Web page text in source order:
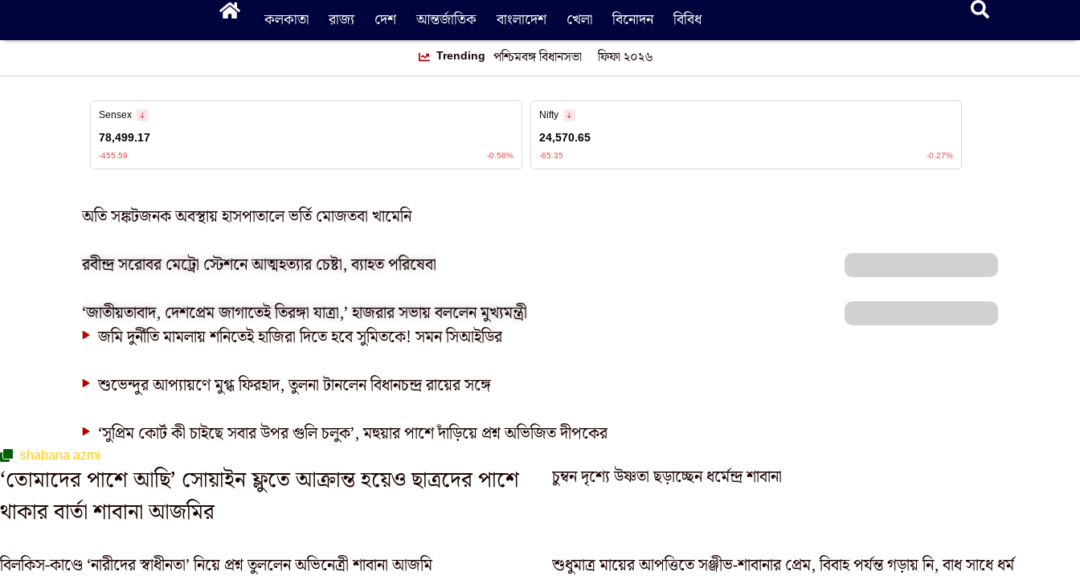
কলকাতা রাজ্য দেশ আন্তর্জাতিক বাংলাদেশ খেলা বিনোদন বিবিধ
Trending পশ্চিমবঙ্গ বিধানসভা ফিফা ২০২৬
অতি সঙ্কটজনক অবস্থায় হাসপাতালে ভর্তি মোজতবা খামেনি
রবীন্দ্র সরোবর মেট্রো স্টেশনে আত্মহত্যার চেষ্টা, ব্যাহত পরিষেবা
‘জাতীয়তাবাদ, দেশপ্রেম জাগাতেই তিরঙ্গা যাত্রা,’ হাজরার সভায় বললেন মুখ্যমন্ত্রী
জমি দুর্নীতি মামলায় শনিতেই হাজিরা দিতে হবে সুমিতকে! সমন সিআইডির
শুভেন্দুর আপ্যায়ণে মুগ্ধ ফিরহাদ, তুলনা টানলেন বিধানচন্দ্র রায়ের সঙ্গে
‘সুপ্রিম কোর্ট কী চাইছে সবার উপর গুলি চলুক’, মহুয়ার পাশে দাঁড়িয়ে প্রশ্ন অভিজিত দীপকের
shabana azmi
‘তোমাদের পাশে আছি’ সোয়াইন ফ্লুতে আক্রান্ত হয়েও ছাত্রদের পাশে
থাকার বার্তা শাবানা আজমির
চুম্বন দৃশ্যে উষ্ণতা ছড়াচ্ছেন ধর্মেন্দ্র শাবানা
বিলকিস-কাণ্ডে ‘নারীদের স্বাধীনতা’ নিয়ে প্রশ্ন তুললেন অভিনেত্রী শাবানা আজমি
শুধুমাত্র মায়ের আপত্তিতে সঞ্জীভ-শাবানার প্রেম, বিবাহ পর্যন্ত গড়ায় নি, বাধ সাধে ধর্ম